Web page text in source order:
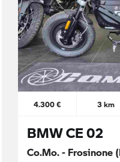
4.300 € 3 km
BMW CE 02
Co.Mo. - Frosinone